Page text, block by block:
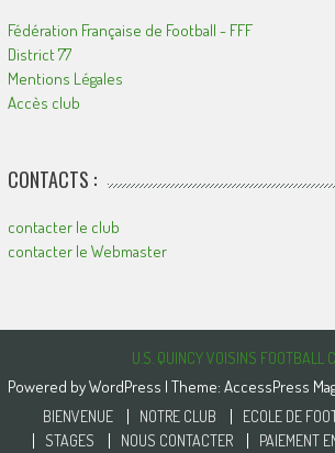
Fédération Française de Football - FFF
District 77
Mentions Légales
Accès club
CONTACTS :
contacter le club
contacter le Webmaster
U.S. QUINCY VOISINS FOOTBALL
Powered byWordPress | Theme: AccessPress
BIENVENUE NOTRE CLUB ECOLE DE
STAGES
NOUS CONTACTER PAIEMENT